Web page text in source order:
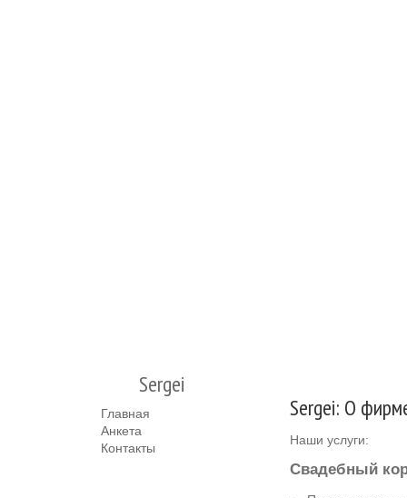
Sergei
Главная
Анкета
Контакты
Sergei: О
Наши услуги:
Свадебный